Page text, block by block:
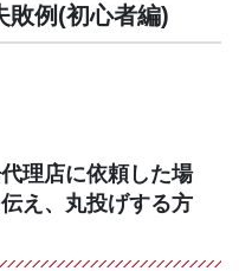
敗例(初心者編)
理店に依頼した場
え、丸投げする方